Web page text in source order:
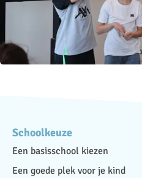
Schoolkeuze
Een basisschool kiezen
Een goede plek voor je kind